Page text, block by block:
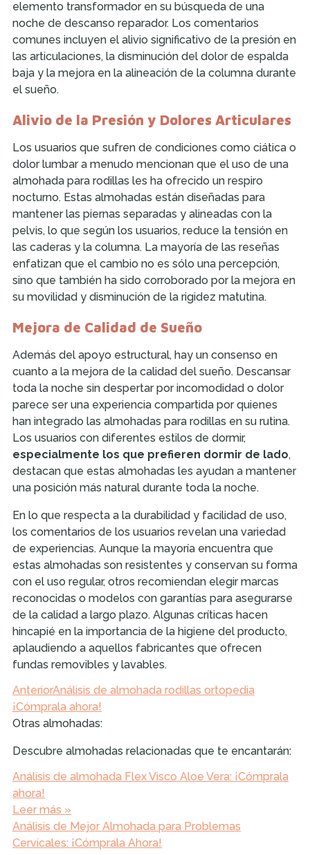
elemento transformador en su búsqueda de una
noche de descanso reparador. Los comentarios
comunes incluyen el alivio significativo de la presión en
las articulaciones, la disminución del dolor de espalda
baja y la mejora en la alineación de la columna durante
el sueño.
Alivio de la Presión y Dolores Articulares
Los usuarios que sufren de condiciones como ciática o
dolor lumbar a menudo mencionan que el uso de una
almohada para rodillas les ha ofrecido un respiro
nocturno. Estas almohadas están diseñadas para
mantener las piernas separadas y alineadas con la
pelvis, lo que según los usuarios, reduce la tensión en
las caderas y la columna. La mayoría de las reseñas
enfatizan que el cambio no es sólo una percepción,
sino que también ha sido corroborado por la mejora en
su movilidad y disminución de la rigidez matutina.
Mejora de Calidad de Sueño
Además del apoyo estructural, hay un consenso en
cuanto a la mejora de la calidad del sueño. Descansar
toda la noche sin despertar por incomodidad o dolor
parece ser una experiencia compartida por quienes
han integrado las almohadas para rodillas en su rutina.
Los usuarios con diferentes estilos de dormir,
especialmente los que prefieren dormir de lado,
destacan que estas almohadas les ayudan a mantener
una posición más natural durante toda la noche.
En lo que respecta a la durabilidad y facilidad de uso,
los comentarios de los usuarios revelan una variedad
de experiencias. Aunque la mayoría encuentra que
estas almohadas son resistentes y conservan su forma
con el uso regular, otros recomiendan elegir marcas
reconocidas o modelos con garantías para asegurarse
de la calidad a largo plazo. Algunas críticas hacen
hincapié en la importancia de la higiene del producto,
aplaudiendo a aquellos fabricantes que ofrecen
fundas removibles y lavables.
AnteriorAnálisis de almohada rodillas ortopedia
¡Cómprala ahora!
Otras almohadas:
Descubre almohadas relacionadas que te encantarán:
Análisis de almohada Flex Visco Aloe Vera: ¡Cómprala
ahora!
Leer más »
Análisis de Mejor Almohada para Problemas
Cervicales: ¡Cómprala Ahora!